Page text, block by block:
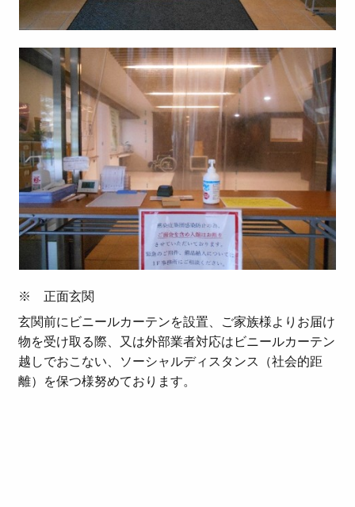
※ 正面玄関
玄関前にビニールカーテンを設置、ご家族様よりお届け
物を受け取る際、又は外部業者対応はビニールカーテン
越しでおこない、 ソーシャルディスタンス（社会的距
離） を保つ様努めております。